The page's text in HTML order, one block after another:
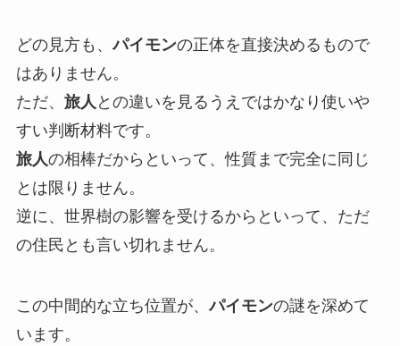
どの見方も、パイモンの正体を直接決めるもので
はありません。
ただ、 旅人 との違いを見るうえではかなり使いや
すい判断材料です。
旅人の相棒だからといって、性質まで完全に同じ
とは限りません。
逆に、世界樹の影響を受けるからといって、ただ
の住民とも言い切れません。
この中間的な立ち位置が、パイモンの謎を深めて
います。